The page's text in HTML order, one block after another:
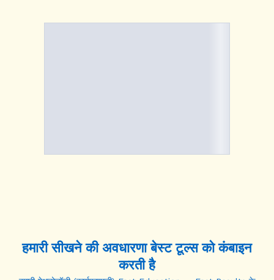
हमारीसीखने की अवधारणाबेस्ट टूल्स को कंबाइन
करती है